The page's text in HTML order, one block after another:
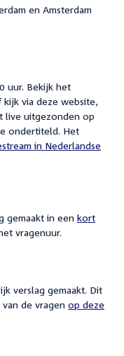
en Amsterdam
uur. Bekijk het
kijk via deze website,
live uitgezonden op
ondertiteld. Het
in Nederlandse
gemaakt in een kort
vragenuur.
verslag gemaakt. Dit
de vragen op deze